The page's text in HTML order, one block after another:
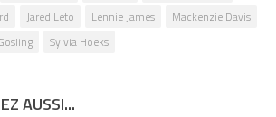
Jared Leto Lennie James
Mackenzie Davis
Sylvia Hoeks
AUSSI...